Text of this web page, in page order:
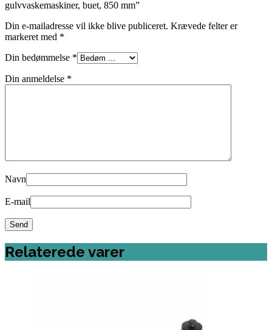
gulvvaskemaskiner, buet, 850 mm”
Din e-mailadresse vil ikke blive publiceret. Krævede felter er
markeret med *
Din bedømmelse *
Din anmeldelse *
Navn
E-mail
Relaterede varer